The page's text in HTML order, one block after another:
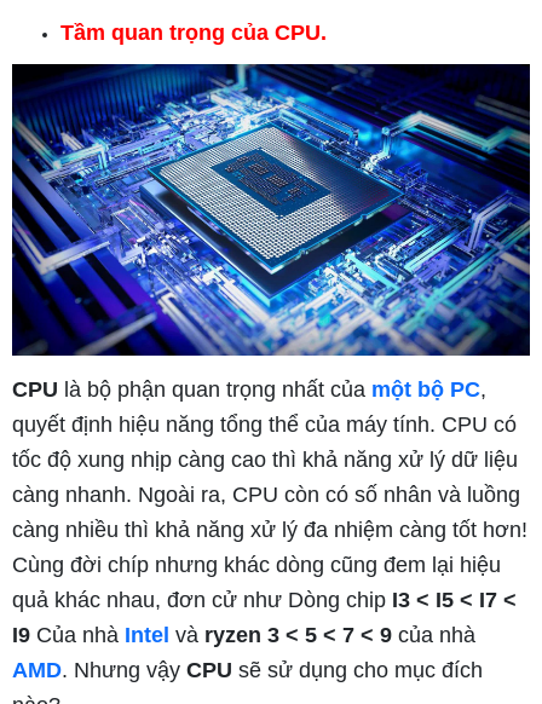
Tầm quan trọng của CPU.
CPU là bộ phận quan trọng nhất của một bộ PC,
quyết định hiệu năng tổng thể của máy tính. CPU có
tốc độ xung nhịp càng cao thì khả năng xử lý dữ liệu
càng nhanh. Ngoài ra, CPU còn có số nhân và luồng
càng nhiều thì khả năng xử lý đa nhiệm càng tốt hơn!
Cùng đời chíp nhưng khác dòng cũng đem lại hiệu
quả khác nhau, đơn cử như Dòng chip I3 < I5 < I7 <
I9 Của nhà Intel và ryzen 3 < 5 < 7 < 9 của nhà
AMD. Nhưng vậy CPU sẽ sử dụng cho mục đích